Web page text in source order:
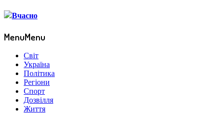
MenuMenu
Світ
Україна
Політика
Регіони
Спорт
Дозвілля
Життя